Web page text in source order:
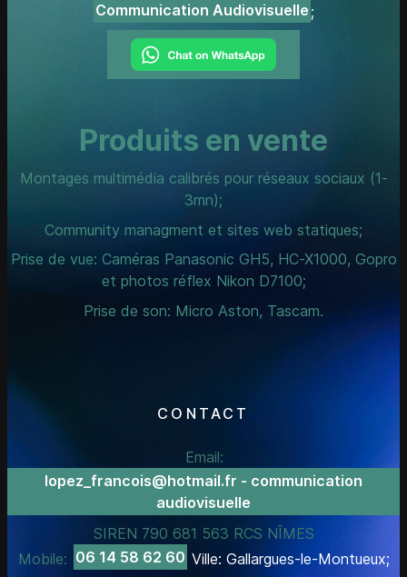
Communication Audiovisuelle ;
Produits en vente
Montages multimédia calibrés pour réseaux sociaux (1-
3mn);
Community managment et sites web statiques;
Prise de vue: Caméras Panasonic GH5, HC-X1000, Gopro
et photos réflex Nikon D7100;
Prise de son: Micro Aston, Tascam.
CONTACT
Email:
lopez_francois@hotmail.fr - communication
audiovisuelle
SIREN 790 681 563 RCS NÎMES
Mobile: 06 14 58 62 60 Ville: Gallargues-le-Montueux;